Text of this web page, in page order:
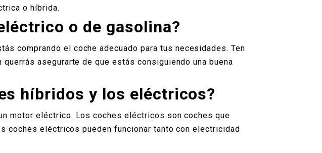
o híbrida.
o de gasolina?
comprando el coche adecuado para tus necesidades. Ten
asegurarte de que estás consiguiendo una buena
híbridos y los eléctricos?
motor eléctrico. Los coches eléctricos son coches que
coches eléctricos pueden funcionar tanto con electricidad